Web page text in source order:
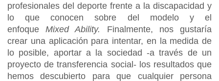
profesionales del deporte frente a la discapacidad y
lo que conocen sobre del modelo y el
enfoqueMixed Ability. Finalmente, nos gustaría
crear una aplicación para intentar, en la medida de
lo posible, aportar a la sociedad -a través de un
proyecto de transferencia social- los resultados que
hemos descubierto para que cualquier persona